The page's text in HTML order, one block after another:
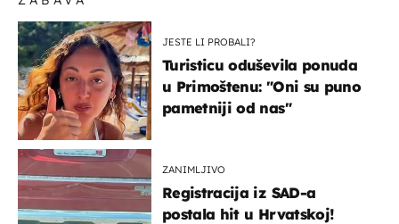
JESTE LI PROBALI?
Turisticu oduševila ponuda
u Primoštenu: "Oni su puno
pametniji od nas"
ZANIMLJIVO
Registracija iz SAD-a
postala hit u Hrvatskoj!